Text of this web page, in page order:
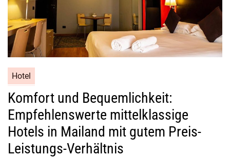
Hotel
Komfort und Bequemlichkeit:
Empfehlenswerte mittelklassige
Hotels in Mailand mit gutem Preis-
Leistungs-Verhältnis